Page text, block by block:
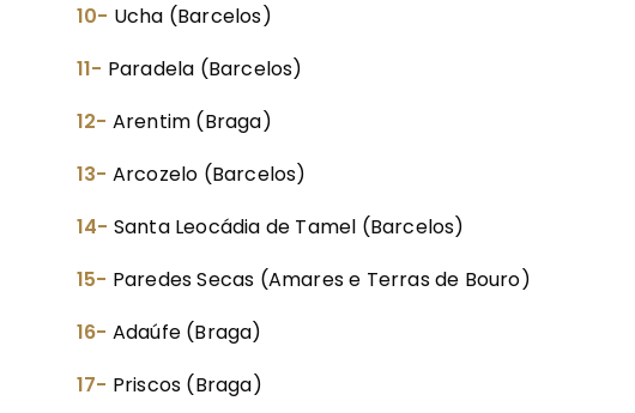
10- Ucha (Barcelos)
11- Paradela (Barcelos)
12- Arentim (Braga)
13- Arcozelo (Barcelos)
14- Santa Leocádia de Tamel (Barcelos)
15- Paredes Secas (Amares e Terras de Bouro)
16- Adaúfe (Braga)
17- Priscos (Braga)